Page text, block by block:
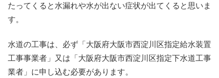
たってくると水漏れや水が出ない症状が出てくると思いま
す。
水道の工事は、必ず「大阪府大阪市西淀川区指定給水装置
工事事業者」又は「大阪府大阪市西淀川区指定下水道工事
業者」に申し込む必要があります。